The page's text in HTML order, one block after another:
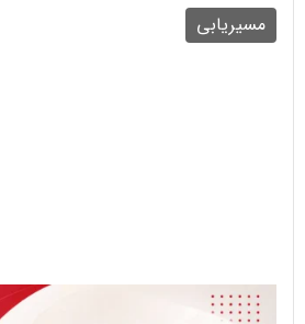
مسیریابی